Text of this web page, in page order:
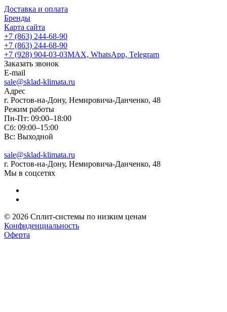
Доставка и оплата
Бренды
Карта сайта
+7 (863) 244-68-90
+7 (863) 244-68-90
+7 (928) 904-03-03MAX, WhatsApp, Telegram
Заказать звонок
E-mail
sale@sklad-klimata.ru
Адрес
г. Ростов-на-Дону, Немировича-Данченко, 48
Режим работы
Пн-Пт: 09:00–18:00
Сб: 09:00–15:00
Вс: Выходной
sale@sklad-klimata.ru
г. Ростов-на-Дону, Немировича-Данченко, 48
Мы в соцсетях
© 2026 Сплит-системы по низким ценам
Конфиденциальность
Оферта